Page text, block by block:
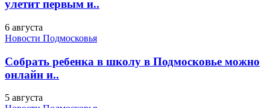
улетит первым и..
6 августа
Новости Подмосковья
Собрать ребенка в школу в Подмосковье можно
онлайн и..
5 августа